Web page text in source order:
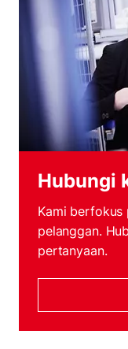
Hubungi
Kami berfokus
pelanggan.
pertanyaan.